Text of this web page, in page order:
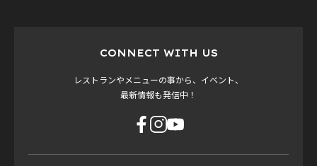
CONNECT WITH US
レストランやメニューの事から、イベント、
最新情報も発信中！